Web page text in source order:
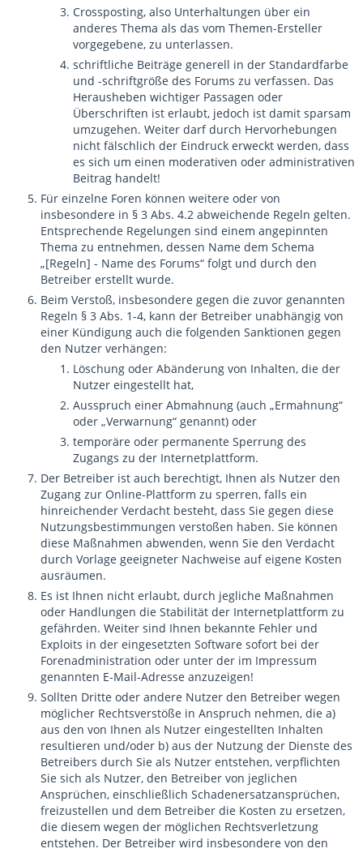
Crossposting, also Unterhaltungen über ein
anderes Thema als das vom Themen-Ersteller
vorgegebene, zu unterlassen.
schriftliche Beiträge generell in der Standardfarbe
und -schriftgröße des Forums zu verfassen. Das
Herausheben wichtiger Passagen oder
Überschriften ist erlaubt, jedoch ist damit sparsam
umzugehen. Weiter darf durch Hervorhebungen
nicht fälschlich der Eindruck erweckt werden, dass
es sich um einen moderativen oder administrativen
Beitrag handelt!
Für einzelne Foren können weitere oder von
insbesondere in § 3 Abs. 4.2 abweichende Regeln gelten.
Entsprechende Regelungen sind einem angepinnten
Thema zu entnehmen, dessen Name dem Schema
„[Regeln] - Name des Forums“ folgt und durch den
Betreiber erstellt wurde.
Beim Verstoß, insbesondere gegen die zuvor genannten
Regeln § 3 Abs. 1-4, kann der Betreiber unabhängig von
einer Kündigung auch die folgenden Sanktionen gegen
den Nutzer verhängen:
Löschung oder Abänderung von Inhalten, die der
Nutzer eingestellt hat,
Ausspruch einer Abmahnung (auch „Ermahnung“
oder „Verwarnung“ genannt) oder
temporäre oder permanente Sperrung des
Zugangs zu der Internetplattform.
Der Betreiber ist auch berechtigt, Ihnen als Nutzer den
Zugang zur Online-Plattform zu sperren, falls ein
hinreichender Verdacht besteht, dass Sie gegen diese
Nutzungsbestimmungen verstoßen haben. Sie können
diese Maßnahmen abwenden, wenn Sie den Verdacht
durch Vorlage geeigneter Nachweise auf eigene Kosten
ausräumen.
Es ist Ihnen nicht erlaubt, durch jegliche Maßnahmen
oder Handlungen die Stabilität der Internetplattform zu
gefährden. Weiter sind Ihnen bekannte Fehler und
Exploits in der eingesetzten Software sofort bei der
Forenadministration oder unter der im Impressum
genannten E-Mail-Adresse anzuzeigen!
Sollten Dritte oder andere Nutzer den Betreiber wegen
möglicher Rechtsverstöße in Anspruch nehmen, die a)
aus den von Ihnen als Nutzer eingestellten Inhalten
resultieren und/oder b) aus der Nutzung der Dienste des
Betreibers durch Sie als Nutzer entstehen, verpflichten
Sie sich als Nutzer, den Betreiber von jeglichen
Ansprüchen, einschließlich Schadenersatzansprüchen,
freizustellen und dem Betreiber die Kosten zu ersetzen,
die diesem wegen der möglichen Rechtsverletzung
entstehen. Der Betreiber wird insbesondere von den